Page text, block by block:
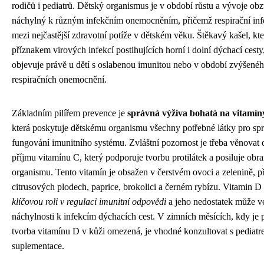
rodičů i pediatrů. Dětský organismus je v období růstu a vývoje
náchylný k různým infekčním onemocněním, přičemž respirační
mezi nejčastější zdravotní potíže v dětském věku. Štěkavý kašel,
příznakem virových infekcí postihujících horní i dolní dýchací
objevuje právě u dětí s oslabenou imunitou nebo v období
respiračních onemocnění.
Základním pilířem prevence je správná výživa bohatá na
která poskytuje dětskému organismu všechny potřebné látky pro
fungování imunitního systému. Zvláštní pozornost je třeba věnovat
příjmu vitamínu C, který podporuje tvorbu protilátek a posiluje
organismu. Tento vitamín je obsažen v čerstvém ovoci a zelenině,
citrusových plodech, paprice, brokolici a černém rybízu. Vitamin D
klíčovou roli v regulaci imunitní odpovědi a jeho nedostatek může
náchylnosti k infekcím dýchacích cest. V zimních měsících, kdy je
tvorba vitamínu D v kůži omezená, je vhodné konzultovat s
suplementace.